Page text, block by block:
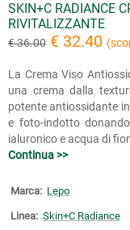
SKIN+C RADIANCE
RIVITALIZZANTE
€ 36.00 € 32.40
La Crema Viso
una crema dalla
potente antiossidante
e foto-indotto
ialuronico e acqua di
Continua >>
Marca: Lepo
Linea: Skin+C Radiance